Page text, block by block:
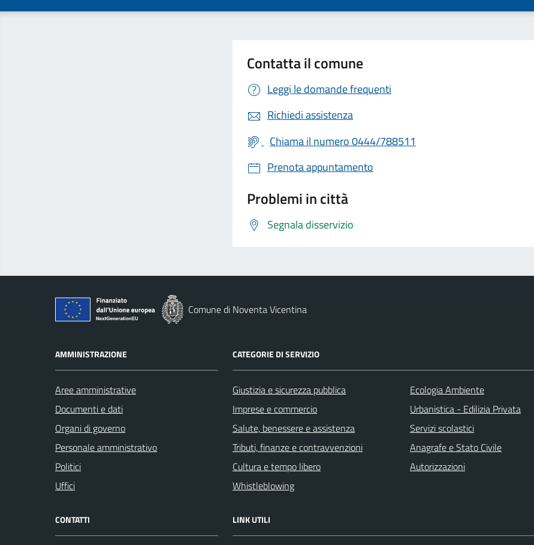
Contatta il comune
Leggi le domande frequenti
Richiedi assistenza
Chiama il numero 0444/788511
Prenota appuntamento
Problemi in città
Segnala disservizio
Comune di Noventa Vicentina
AMMINISTRAZIONE
Aree amministrative
Documenti e dati
Organi di governo
Personale amministrativo
Politici
Uffici
CATEGORIE DI SERVIZIO
Giustizia e sicurezza pubblica
Imprese e commercio
Salute, benessere e assistenza
Tributi, finanze e contravvenzioni
Cultura e tempo libero
Whistleblowing
Ecologia Ambiente
Urbanistica - Edilizia Privata
Servizi scolastici
Anagrafe e Stato Civile
Autorizzazioni
CONTATTI LINK UTILI